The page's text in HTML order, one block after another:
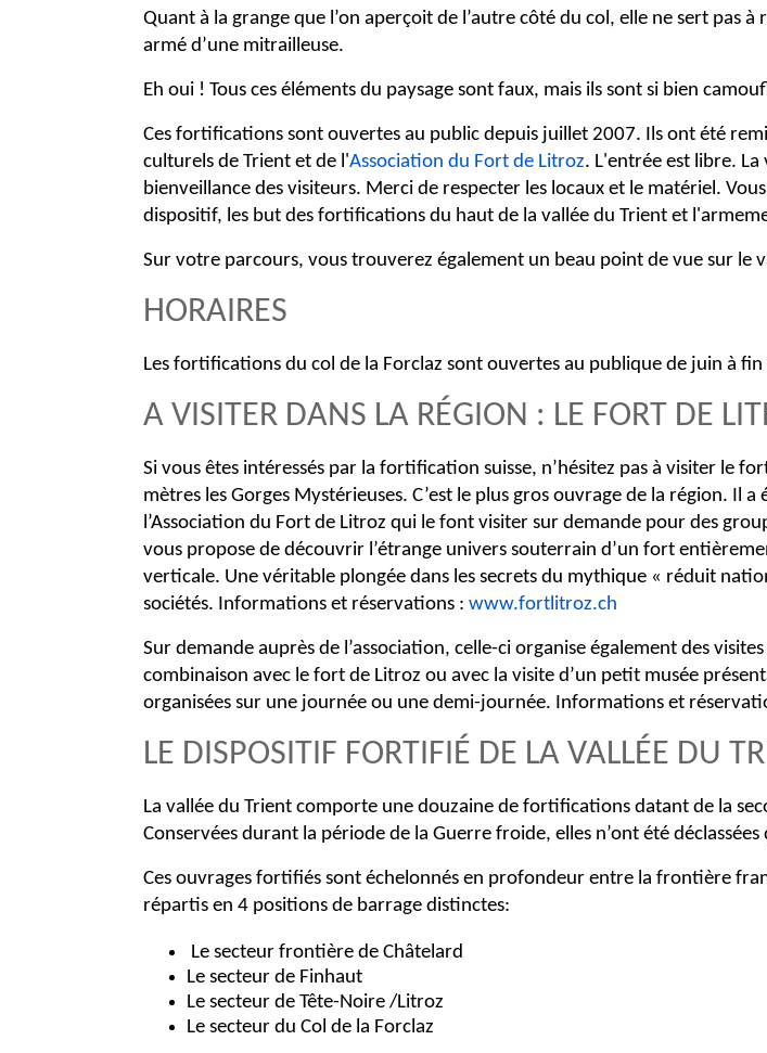
Quant à la grange que l’on aperçoit de l’autre côté du col, elle ne sert pas
armé d’une mitrailleuse.
Eh oui ! Tous ces éléments du paysage sont faux, mais ils sont si bien
Ces fortifications sont ouvertes au public depuis juillet 2007. Ils ont été
culturels de Trient et de l'Association du Fort de Litroz. L'entrée est libre. La
bienveillance des visiteurs. Merci de respecter les locaux et le matériel.
dispositif, les but des fortifications du haut de la vallée du Trient et
Sur votre parcours, vous trouverez également un beau point de vue sur le
HORAIRES
Les fortifications du col de la Forclaz sont ouvertes au publique de juin à
A VISITER DANS LA RÉGION : LE FORT DE
Si vous êtes intéressés par la fortification suisse, n’hésitez pas à visiter le
mètres les Gorges Mystérieuses. C’est le plus gros ouvrage de la région. Il
l’Association du Fort de Litroz qui le font visiter sur demande pour des
vous propose de découvrir l’étrange univers souterrain d’un fort
verticale. Une véritable plongée dans les secrets du mythique « réduit
sociétés. Informations et réservations : www.fortlitroz.ch
Sur demande auprès de l’association, celle-ci organise également des
combinaison avec le fort de Litroz ou avec la visite d’un petit musée
organisées sur une journée ou une demi-journée. Informations et
LE DISPOSITIF FORTIFIÉ DE LA VALLÉE DU
La vallée du Trient comporte une douzaine de fortifications datant de la
Conservées durant la période de la Guerre froide, elles n’ont été déclassées
Ces ouvrages fortifiés sont échelonnés en profondeur entre la frontière
répartis en 4 positions de barrage distinctes:
Le secteur frontière de Châtelard
Le secteur de Finhaut
Le secteur de Tête-Noire /Litroz
Le secteur du Col de la Forclaz